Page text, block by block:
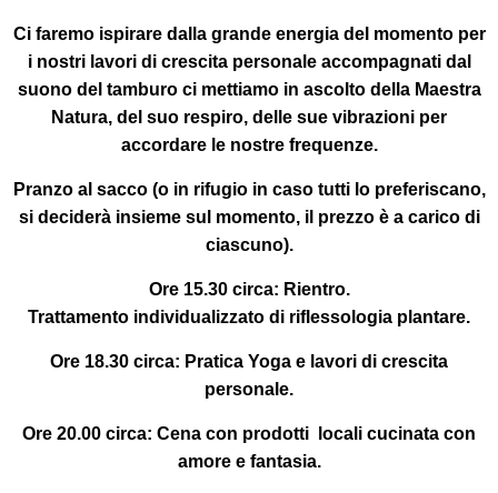
Ci faremo ispirare dalla grande energia del momento per
i nostri lavori di crescita personale accompagnati dal
suono del tamburo ci mettiamo in ascolto della Maestra
Natura, del suo respiro, delle sue vibrazioni per
accordare le nostre frequenze.
Pranzo al sacco (o in rifugio in caso tutti lo preferiscano,
si deciderà insieme sul momento, il prezzo è a carico di
ciascuno).
Ore 15.30 circa: Rientro.
Trattamento individualizzato di riflessologia plantare.
Ore 18.30 circa: Pratica Yoga e lavori di crescita
personale.
Ore 20.00 circa: Cena con prodotti locali cucinata con
amore e fantasia.